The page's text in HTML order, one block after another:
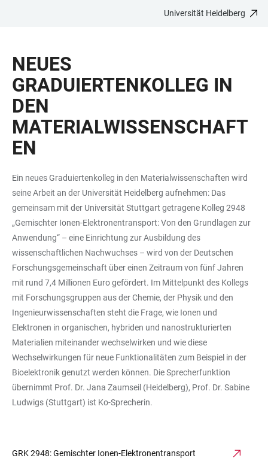
BARRIEREFREIHEIT
Universität Heidelberg
NEUES
GRADUIERTENKOLLEG IN
DEN
MATERIALWISSENSCHAFT
EN
Ein neues Graduiertenkolleg in den Materialwissenschaften wird
seine Arbeit an der Universität Heidelberg aufnehmen: Das
gemeinsam mit der Universität Stuttgart getragene Kolleg 2948
„Gemischter Ionen-Elektronentransport: Von den Grundlagen zur
Anwendung“ – eine Einrichtung zur Ausbildung des
wissenschaftlichen Nachwuchses – wird von der Deutschen
Forschungsgemeinschaft über einen Zeitraum von fünf Jahren
mit rund 7,4 Millionen Euro gefördert. Im Mittelpunkt des Kollegs
mit Forschungsgruppen aus der Chemie, der Physik und den
Ingenieurwissenschaften steht die Frage, wie Ionen und
Elektronen in organischen, hybriden und nanostrukturierten
Materialien miteinander wechselwirken und wie diese
Wechselwirkungen für neue Funktionalitäten zum Beispiel in der
Bioelektronik genutzt werden können. Die Sprecherfunktion
übernimmt Prof. Dr. Jana Zaumseil (Heidelberg), Prof. Dr. Sabine
Ludwigs (Stuttgart) ist Ko-Sprecherin.
GRK 2948: Gemischter Ionen-Elektronentransport